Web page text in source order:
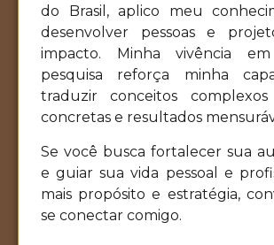
do Brasil, aplico meu
desenvolver pessoas e
impacto. Minha vivência
pesquisa reforça minha
traduzir conceitos
concretas e resultados
Se você busca fortalecer sua
e guiar sua vida pessoal e
mais propósito e estratégia,
se conectar comigo.